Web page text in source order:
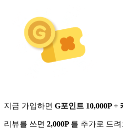
지금 가입하면 G포인트 10,000P +
리뷰를 쓰면 2,000P 를 추가로 드